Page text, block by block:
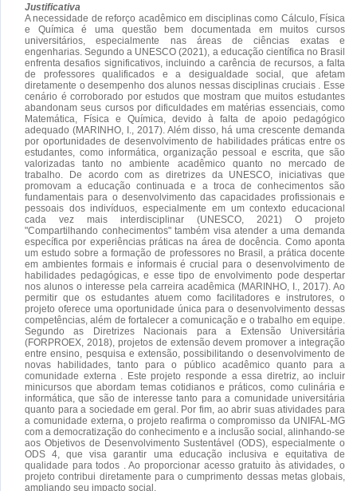
Justificativa
A necessidade de reforço acadêmico em disciplinas como Cálculo, Física
e Química é uma questão bem documentada em muitos cursos
universitários, especialmente nas áreas de ciências exatas e
engenharias. Segundo a UNESCO (2021), a educação científica no Brasil
enfrenta desafios significativos, incluindo a carência de recursos, a falta
de professores qualificados e a desigualdade social, que afetam
diretamente o desempenho dos alunos nessas disciplinas cruciais . Esse
cenário é corroborado por estudos que mostram que muitos estudantes
abandonam seus cursos por dificuldades em matérias essenciais, como
Matemática, Física e Química, devido à falta de apoio pedagógico
adequado (MARINHO, I., 2017). Além disso, há uma crescente demanda
por oportunidades de desenvolvimento de habilidades práticas entre os
estudantes, como informática, organização pessoal e escrita, que são
valorizadas tanto no ambiente acadêmico quanto no mercado de
trabalho. De acordo com as diretrizes da UNESCO, iniciativas que
promovam a educação continuada e a troca de conhecimentos são
fundamentais para o desenvolvimento das capacidades profissionais e
pessoais dos indivíduos, especialmente em um contexto educacional
cada vez mais interdisciplinar (UNESCO, 2021) O projeto
"Compartilhando conhecimentos" também visa atender a uma demanda
específica por experiências práticas na área de docência. Como aponta
um estudo sobre a formação de professores no Brasil, a prática docente
em ambientes formais e informais é crucial para o desenvolvimento de
habilidades pedagógicas, e esse tipo de envolvimento pode despertar
nos alunos o interesse pela carreira acadêmica (MARINHO, I., 2017). Ao
permitir que os estudantes atuem como facilitadores e instrutores, o
projeto oferece uma oportunidade única para o desenvolvimento dessas
competências, além de fortalecer a comunicação e o trabalho em equipe.
Segundo as Diretrizes Nacionais para a Extensão Universitária
(FORPROEX, 2018), projetos de extensão devem promover a integração
entre ensino, pesquisa e extensão, possibilitando o desenvolvimento de
novas habilidades, tanto para o público acadêmico quanto para a
comunidade externa . Este projeto responde a essa diretriz, ao incluir
minicursos que abordam temas cotidianos e práticos, como culinária e
informática, que são de interesse tanto para a comunidade universitária
quanto para a sociedade em geral. Por fim, ao abrir suas atividades para
a comunidade externa, o projeto reafirma o compromisso da UNIFAL-MG
com a democratização do conhecimento e a inclusão social, alinhando-se
aos Objetivos de Desenvolvimento Sustentável (ODS), especialmente o
ODS 4, que visa garantir uma educação inclusiva e equitativa de
qualidade para todos . Ao proporcionar acesso gratuito às atividades, o
projeto contribui diretamente para o cumprimento dessas metas globais,
ampliando seu impacto social.